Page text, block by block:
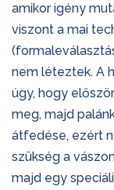
amikor igény
viszont a mai
nem léteztek. A
úgy, hogy
meg, majd
átfedése, ezért
szükség a
majd egy